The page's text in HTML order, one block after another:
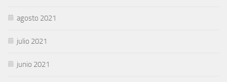
agosto 2021
julio 2021
junio 2021